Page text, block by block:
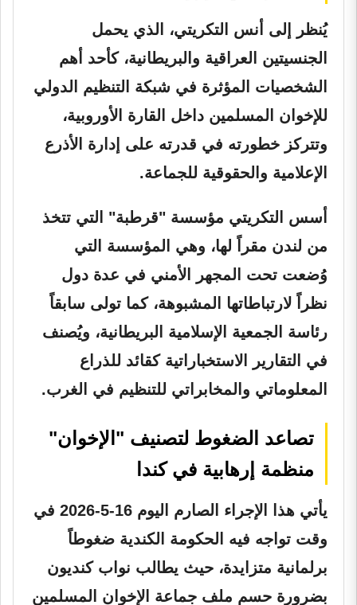
يُنظر إلى أنس التكريتي، الذي يحمل
الجنسيتين العراقية والبريطانية، كأحد أهم
الشخصيات المؤثرة في شبكة التنظيم الدولي
للإخوان المسلمين داخل القارة الأوروبية،
وتتركز خطورته في قدرته على إدارة الأذرع
الإعلامية والحقوقية للجماعة.
أسس التكريتي مؤسسة "قرطبة" التي تتخذ
من لندن مقراً لها، وهي المؤسسة التي
وُضعت تحت المجهر الأمني في عدة دول
نظراً لارتباطاتها المشبوهة، كما تولى سابقاً
رئاسة الجمعية الإسلامية البريطانية، ويُصنف
في التقارير الاستخباراتية كقائد للذراع
المعلوماتي والمخابراتي للتنظيم في الغرب.
تصاعد الضغوط لتصنيف "الإخوان"
منظمة إرهابية في كندا
يأتي هذا الإجراء الصارم اليوم 16-5-2026 في
وقت تواجه فيه الحكومة الكندية ضغوطاً
برلمانية متزايدة، حيث يطالب نواب كنديون
بضرورة حسم ملف جماعة الإخوان المسلمين